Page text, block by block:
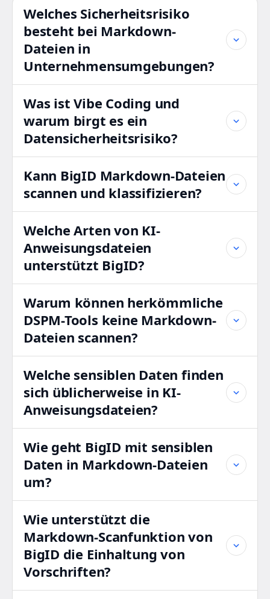
Welches Sicherheitsrisiko
besteht bei Markdown-
Dateien in
Unternehmensumgebungen?
Was ist Vibe Coding und
warum birgt es ein
Datensicherheitsrisiko?
Kann BigID Markdown-Dateien
scannen und klassifizieren?
Welche Arten von KI-
Anweisungsdateien
unterstützt BigID?
Warum können herkömmliche
DSPM-Tools keine Markdown-
Dateien scannen?
Welche sensiblen Daten finden
sich üblicherweise in KI-
Anweisungsdateien?
Wie geht BigID mit sensiblen
Daten in Markdown-Dateien
um?
Wie unterstützt die
Markdown-Scanfunktion von
BigID die Einhaltung von
Vorschriften?